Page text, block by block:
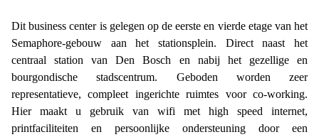
Dit business center is gelegen op de eerste en vierde etage van het
Semaphore-gebouw aan het stationsplein. Direct naast het
centraal station van Den Bosch en nabij het gezellige en
bourgondische stadscentrum. Geboden worden zeer
representatieve, compleet ingerichte ruimtes voor co-working.
Hier maakt u gebruik van wifi met high speed internet,
printfaciliteiten en persoonlijke ondersteuning door een